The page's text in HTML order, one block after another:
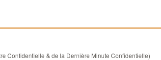
Confidentielle & de la Dernière Minute Confidentielle)